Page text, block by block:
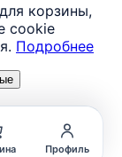
Профиль
корзины,
cookie
Подробнее